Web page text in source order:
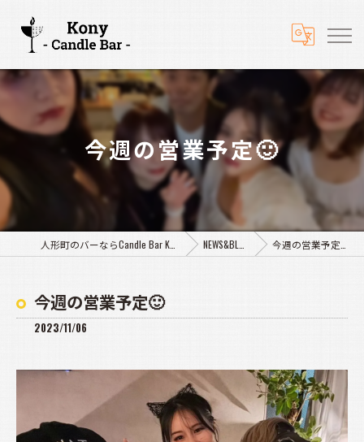
今週の営業予定🙂
NEWS&BLOG 今週の営業予定🙂
今週の営業予定🙂
2023/11/06